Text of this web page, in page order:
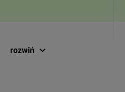
rozwiń